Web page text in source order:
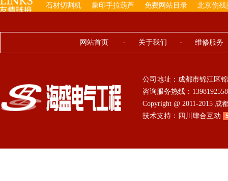
石材切割机 象印手拉葫芦 免费网站目录 北京伤残
网站首页 - 关于我们 - 维修服务
公司地址：成都市锦江区
咨询服务热线：
Copyright @ 2011-2015
技术支持： 四川肆合互动